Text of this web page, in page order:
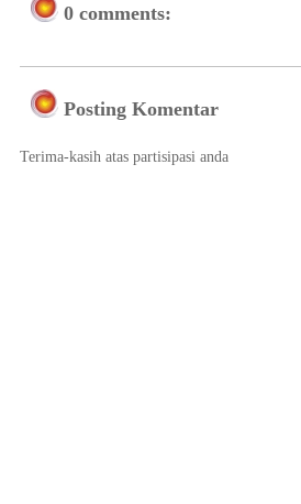
0 comments:
Posting Komentar
Terima-kasih atas partisipasi anda